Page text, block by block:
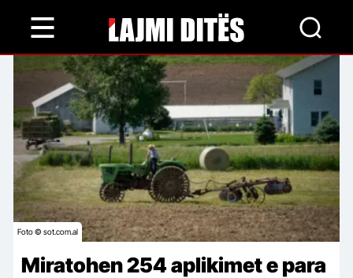
content
Foto © sot.com.al
Miratohen 254 aplikimet e para